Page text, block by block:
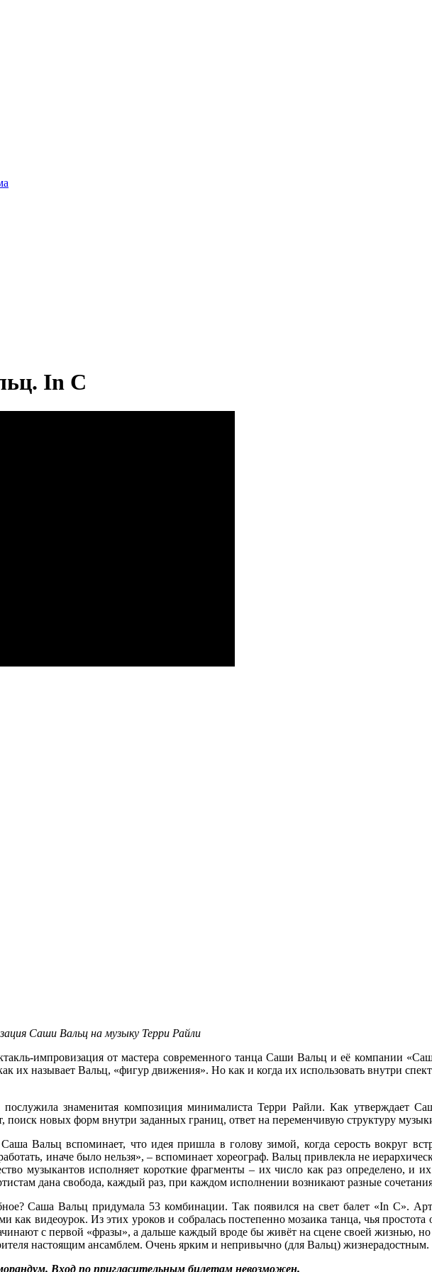
In C
Саши Вальц на музыку Терри Райли
импровизация от мастера современного танца Саши Вальц и её компании
их называет Вальц, «фигур движения». Но как и когда их использовать внутри
знаменитая композиция минималиста Терри Райли. Как утверждает
поиск новых форм внутри заданных границ, ответ на переменчивую структуру
Вальц вспоминает, что идея пришла в голову зимой, когда серость вокруг
иначе было нельзя», – вспоминает хореограф. Вальц привлекла не
музыкантов исполняет короткие фрагменты – их число как раз определено, и
дана свобода, каждый раз, при каждом исполнении возникают разные
Саша Вальц придумала 53 комбинации. Так появился на свет балет «In C».
как видеоурок. Из этих уроков и собралась постепенно мозаика танца, чья
с первой «фразы», а дальше каждый вроде бы живёт на сцене своей жизнью,
настоящим ансамблем. Очень ярким и непривычно (для Вальц)
Вход по пригласительным билетам невозможен.